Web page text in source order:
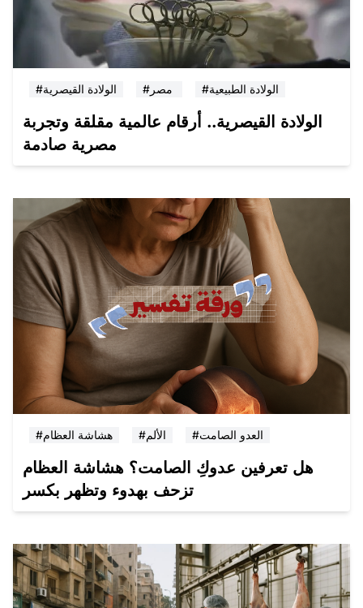
#الولادة القيصرية #الولادة الطبيعية
الولادة القيصرية.. أرقام عالمية مقلقة وتجربة
مصرية صادمة
#هشاشة العظام #الألم #العدو الصامت
هل تعرفين عدوكِ الصامت؟ هشاشة العظام
تزحف بهدوء وتظهر بكسر